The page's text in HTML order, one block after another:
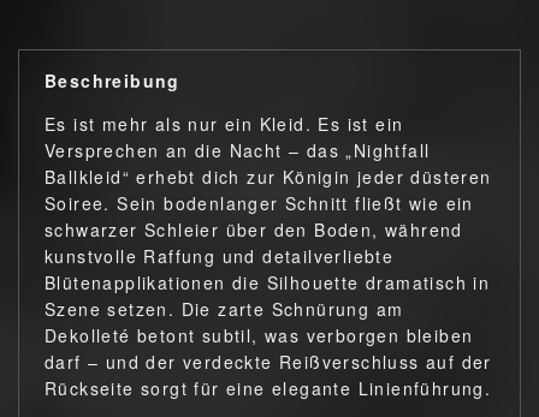
Beschreibung
Es ist mehr als nur ein Kleid. Es ist ein
Versprechen an die Nacht – das „Nightfall
Ballkleid“ erhebt dich zur Königin jeder düsteren
Soiree. Sein bodenlanger Schnitt fließt wie ein
schwarzer Schleier über den Boden, während
kunstvolle Raffung und detailverliebte
Blütenapplikationen die Silhouette dramatisch in
Szene setzen. Die zarte Schnürung am
Dekolleté betont subtil, was verborgen bleiben
darf – und der verdeckte Reißverschluss auf der
Rückseite sorgt für eine elegante Linienführung.